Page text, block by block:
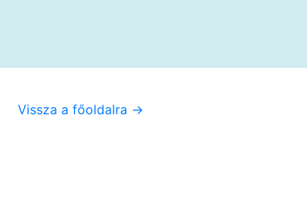
Vissza a főoldalra ->